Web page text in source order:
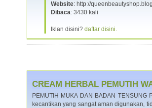
Website: http://
Dibaca: 3430 kali
Iklan disini? daftar disini.
CREAM HERBAL PEMUTIH
PEMUTIH MUKA DAN BADAN TENSUNG
kecantikan yang sangat aman digunakan,